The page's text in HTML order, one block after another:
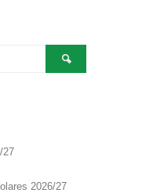
27
2026/27